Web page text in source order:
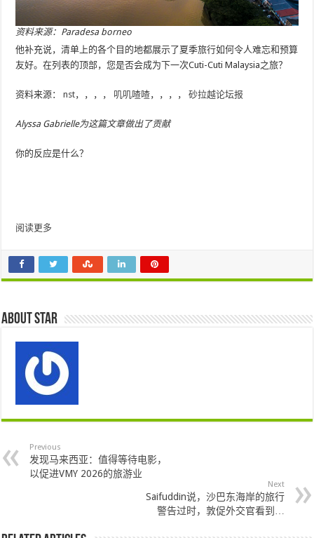
资料来源：Paradesa borneo
他补充说，清单上的各个目的地都展示了夏季旅行如何令人难忘和预算
友好。在列表的顶部，您是否会成为下一次Cuti-Cuti Malaysia之旅？
资料来源：nst，，，， 叽叽喳喳，，，，砂拉越论坛报
Alyssa Gabrielle为这篇文章做出了贡献
你的反应是什么？
阅读更多
About star
Previous
发现马来西亚：值得等待电影，
以促进VMY 2026的旅游业
Next
Saifuddin说，沙巴东海岸的旅行
警告过时，敦促外交官看到…